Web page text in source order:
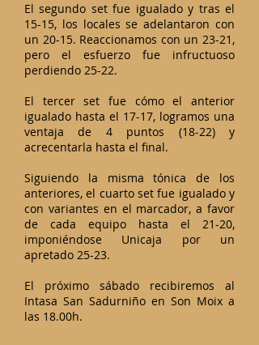
El segundo set fue igualado y tras el
15-15, los locales se adelantaron con
un 20-15. Reaccionamos con un 23-21,
pero el esfuerzo fue infructuoso
perdiendo 25-22.
El tercer set fue cómo el anterior
igualado hasta el 17-17, logramos una
ventaja de 4 puntos (18-22) y
acrecentarla hasta el final.
Siguiendo la misma tónica de los
anteriores, el cuarto set fue igualado y
con variantes en el marcador, a favor
de cada equipo hasta el 21-20,
imponiéndose Unicaja por un
apretado 25-23.
El próximo sábado recibiremos al
Intasa San Sadurniño en Son Moix a
las 18.00h.